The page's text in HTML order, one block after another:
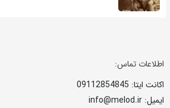
اطلاعات تماس:
اکانت ایتا: 09112854845
ایمیل: info@melod.ir